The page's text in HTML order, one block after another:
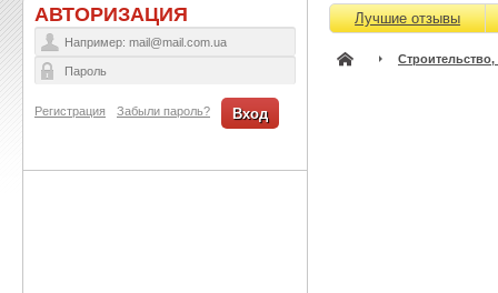
АВТОРИЗАЦИЯ
Вход
Забыли пароль?
Регистрация
Лучшие отзывы